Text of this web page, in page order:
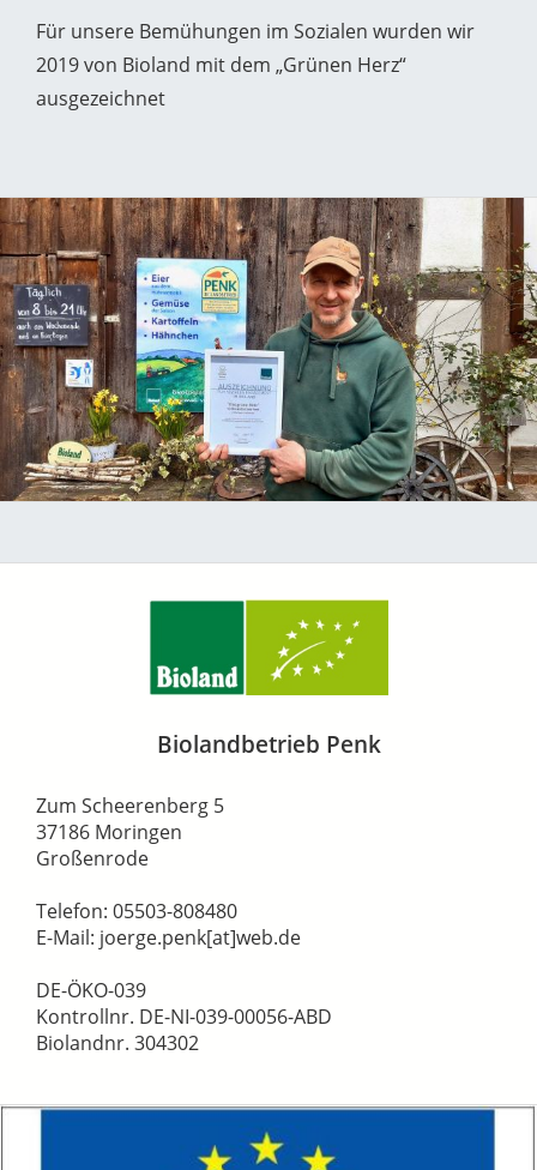
Für unsere Bemühungen im Sozialen wurden wir
2019 von Bioland mit dem „Grünen Herz“
ausgezeichnet
Biolandbetrieb Penk
Zum Scheerenberg 5
37186 Moringen
Großenrode
Telefon: 05503-808480
E-Mail: joerge.penk[at]web.de
DE-ÖKO-039
Kontrollnr. DE-NI-039-00056-ABD
Biolandnr. 304302